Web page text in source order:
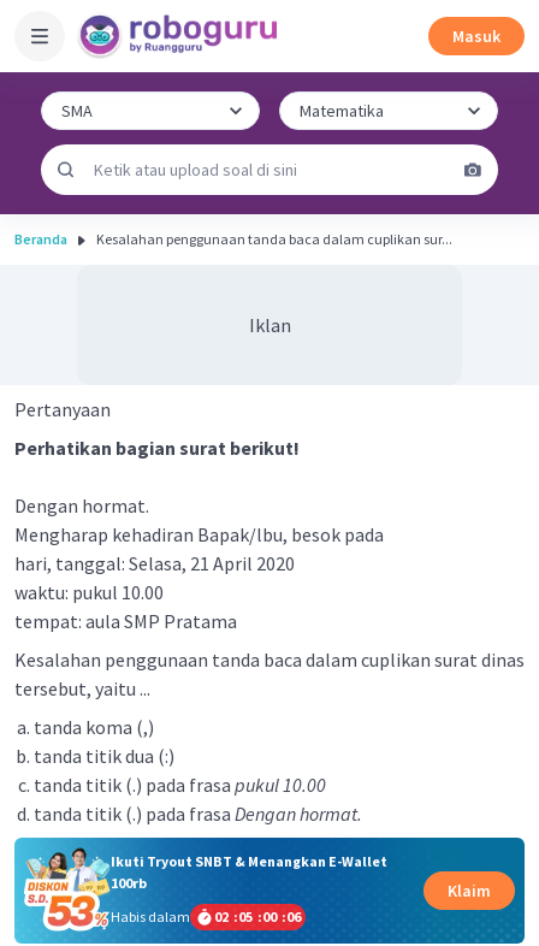
Masuk
Beranda Kesalahan penggunaan tanda baca dalam cuplikan sur...
Iklan
Pertanyaan
Perhatikan bagian surat berikut!
Dengan hormat.
Mengharap kehadiran Bapak/lbu, besok pada
hari, tanggal: Selasa, 21 April 2020
waktu: pukul 10.00
tempat: aula SMP Pratama
Kesalahan penggunaan tanda baca dalam cuplikan surat dinas
tersebut, yaitu ...
tanda koma (,)
tanda titik dua (:)
tanda titik (.) pada frasa pukul 10.00
tanda titik (.) pada frasa Dengan hormat.
Ikuti Tryout SNBT & Menangkan E-Wallet
100rb
Habis dalam
02 :05 :00 :06
Klaim